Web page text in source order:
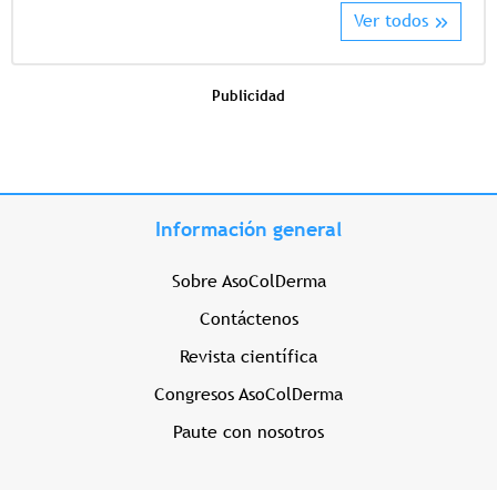
Ver todos
Publicidad
Información general
Sobre AsoColDerma
Contáctenos
Revista científica
Congresos AsoColDerma
Paute con nosotros